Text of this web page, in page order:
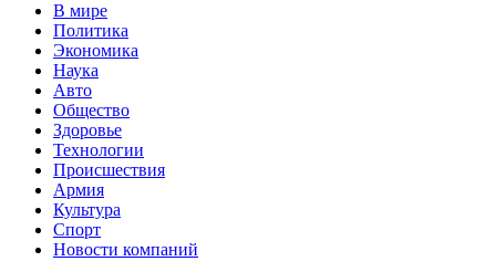
В мире
Политика
Экономика
Наука
Авто
Общество
Здоровье
Технологии
Происшествия
Армия
Культура
Спорт
Новости компаний